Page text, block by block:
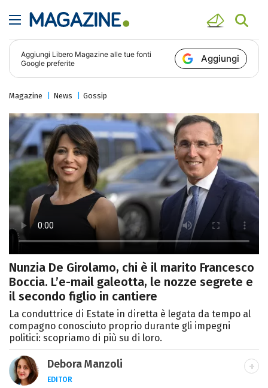
Aggiungi Libero Magazine alle tue fonti
Google preferite
Aggiungi
Magazine News Gossip
Nunzia De Girolamo, chi è il marito Francesco
Boccia. L’e-mail galeotta, le nozze segrete e
il secondo figlio in cantiere
La conduttrice di Estate in diretta è legata da tempo al
compagno conosciuto proprio durante gli impegni
politici: scopriamo di più su di loro.
Debora Manzoli
EDITOR